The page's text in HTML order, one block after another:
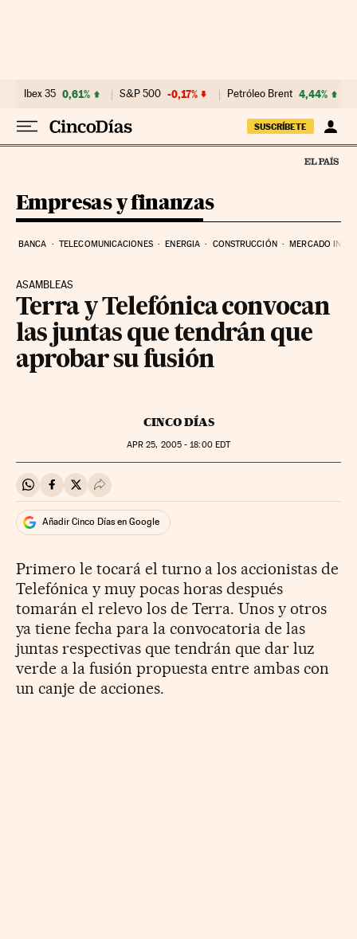
Ibex 35 0,61% S&P 500 -0,17% Petróleo Brent 4,44%
SUSCRÍBETE
Empresas y finanzas
BANCA TELECOMUNICACIONES ENERGIA CONSTRUCCIÓN MERCADO
ASAMBLEAS
Terra y Telefónica convocan
las juntas que tendrán que
aprobar su fusión
CINCO DÍAS
APR 25, 2005 - 18:00EDT
Compartir en Whatsapp
Compartir en Facebook
Compartir en Twitter
Desplegar Redes Sociales
Añadir Cinco Días en Google
Primero le tocará el turno a los accionistas de
Telefónica y muy pocas horas después
tomarán el relevo los de Terra. Unos y otros
ya tiene fecha para la convocatoria de las
juntas respectivas que tendrán que dar luz
verde a la fusión propuesta entre ambas con
un canje de acciones.